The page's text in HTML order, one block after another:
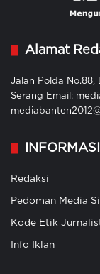
Alamat
Jalan Polda No.88,
Serang Email:
INFORMASI
Redaksi
Pedoman Media
Kode Etik
Info Iklan